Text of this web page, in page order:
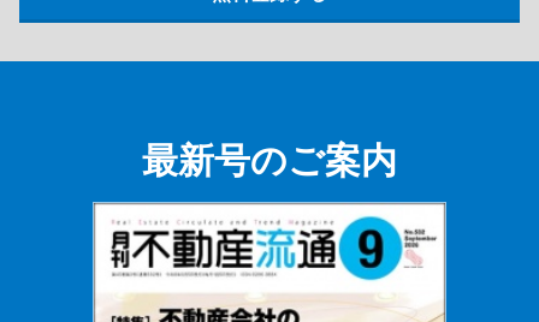
最新号のご案内